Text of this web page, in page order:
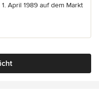
April 1989 auf dem Markt